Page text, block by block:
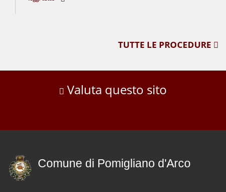
TUTTE LE PROCEDURE
Valuta questo sito
Comune di Pomigliano d'Arco